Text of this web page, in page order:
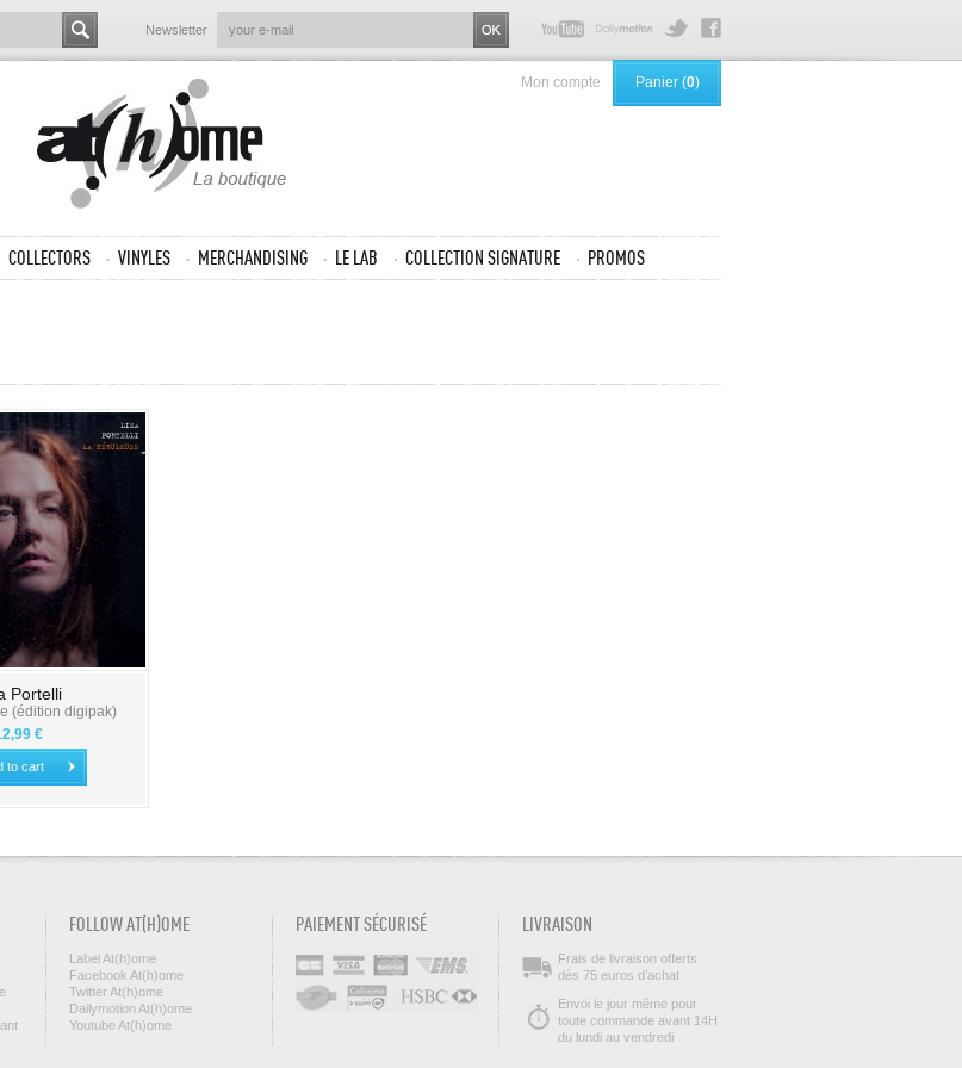
Newsletter
Mon compte Panier (0)
COLLECTORS VINYLES MERCHANDISING LE LAB COLLECTION SIGNATURE PROMOS
Portelli
(édition digipak)
€
to cart
FOLLOW AT(H)OME
Label At(h)ome
Facebook At(h)ome
Twitter At(h)ome
Dailymotion At(h)ome
Youtube At(h)ome
PAIEMENT SÉCURISÉ LIVRAISON
Frais de livraison offerts
dès 75 euros d’achat
Envoi le jour même pour
toute commande avant 14H
du lundi au vendredi